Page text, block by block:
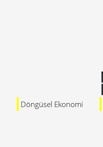
Döngüsel Ekonomi